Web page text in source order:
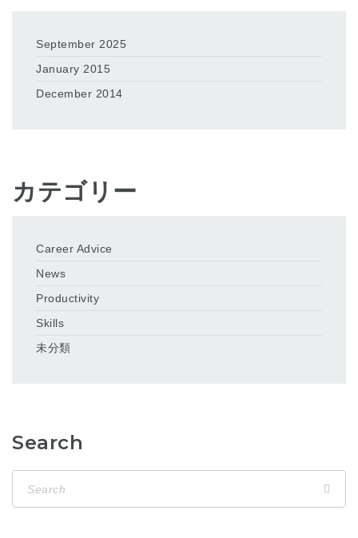
September 2025
January 2015
December 2014
カテゴリー
Career Advice
News
Productivity
Skills
未分類
Search